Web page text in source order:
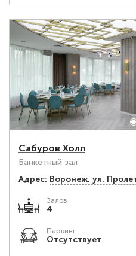
Сабуров Холл
Банкетный зал
Адрес: Воронеж, ул.
Залов
4
Паркинг
Отсутствует